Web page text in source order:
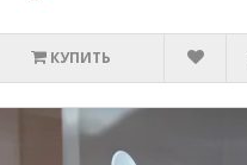
КУПИТЬ